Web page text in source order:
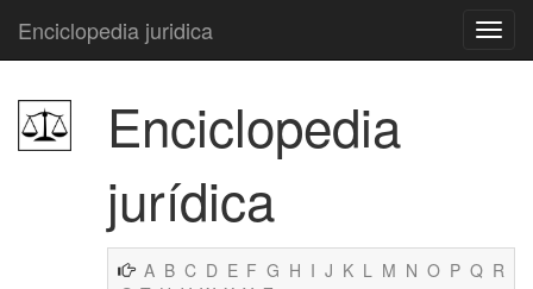
Enciclopedia juridica
Enciclopedia
jurídica
A B C D E F G H I J K L M N O P Q R